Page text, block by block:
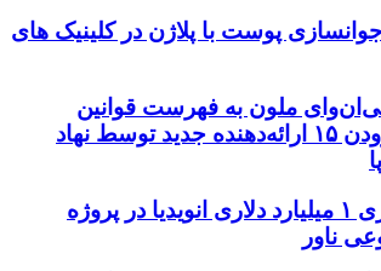
پوست با پلاژن در کلینیک های
ملون به فهرست قوانین
MiCA؛ افزودن ۱۵ ارائه‌دهنده جدید توسط نهاد
سرمایه‌گذاری ۱ میلیارد دلاری انویدیا در پروژه
ناور